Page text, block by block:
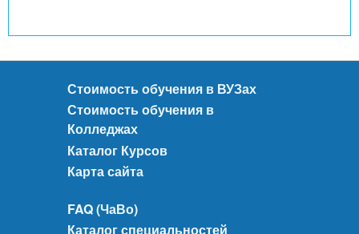
Стоимость обучения в ВУЗах
Стоимость обучения в
Колледжах
Каталог Курсов
Карта сайта
FAQ (ЧаВо)
Каталог специальностей